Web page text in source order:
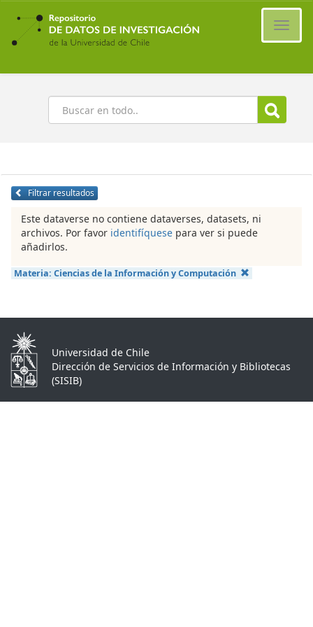
Ir
contenido
principal
Buscar
Filtrar resultados
Este dataverse no contiene dataverses, datasets, ni
archivos. Por favor identifíquese para ver si puede
añadirlos.
Materia: Ciencias de la Información y Computación
Universidad de Chile
Dirección de Servicios de Información y Bibliotecas
(SISIB)